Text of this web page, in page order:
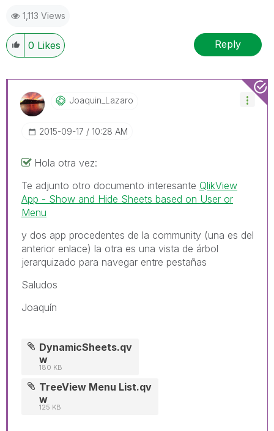
1,113 Views
0 Likes Reply
Joaquin_Lazaro
‎2015-09-17 10:28 AM
Hola otra vez:
Te adjunto otro documento interesante QlikView
App - Show and Hide Sheets based on User or
Menu
y dos app procedentes de la community (una es del
anterior enlace) la otra es una vista de árbol
jerarquizado para navegar entre pestañas
Saludos
Joaquín
DynamicSheets.qv
w
180 KB
TreeView Menu List.qv
w
125 KB